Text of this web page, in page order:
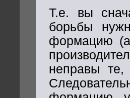
Т.е. вы
борьбы
формацию (а
неправы